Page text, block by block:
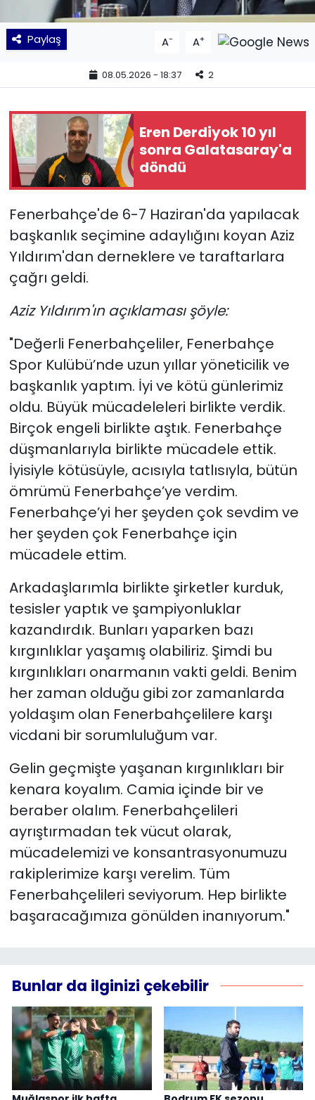
Paylaş A- A+
08.05.2026 - 18:37 2
Eren Derdiyok 10 yıl
sonra Galatasaray'a
döndü
Fenerbahçe'de 6-7 Haziran'da yapılacak
başkanlık seçimine adaylığını koyan Aziz
Yıldırım'dan derneklere ve taraftarlara
çağrı geldi.
Aziz Yıldırım'ın açıklaması şöyle:
"Değerli Fenerbahçeliler, Fenerbahçe
Spor Kulübü’nde uzun yıllar yöneticilik ve
başkanlık yaptım. İyi ve kötü günlerimiz
oldu. Büyük mücadeleleri birlikte verdik.
Birçok engeli birlikte aştık. Fenerbahçe
düşmanlarıyla birlikte mücadele ettik.
İyisiyle kötüsüyle, acısıyla tatlısıyla, bütün
ömrümü Fenerbahçe’ye verdim.
Fenerbahçe’yi her şeyden çok sevdim ve
her şeyden çok Fenerbahçe için
mücadele ettim.
Arkadaşlarımla birlikte şirketler kurduk,
tesisler yaptık ve şampiyonluklar
kazandırdık. Bunları yaparken bazı
kırgınlıklar yaşamış olabiliriz. Şimdi bu
kırgınlıkları onarmanın vakti geldi. Benim
her zaman olduğu gibi zor zamanlarda
yoldaşım olan Fenerbahçelilere karşı
vicdani bir sorumluluğum var.
Gelin geçmişte yaşanan kırgınlıkları bir
kenara koyalım. Camia içinde bir ve
beraber olalım. Fenerbahçelileri
ayrıştırmadan tek vücut olarak,
mücadelemizi ve konsantrasyonumuzu
rakiplerimize karşı verelim. Tüm
Fenerbahçelileri seviyorum. Hep birlikte
başaracağımıza gönülden inanıyorum."
Bunlar da ilginizi çekebilir
Siyaset
SPOR
TEKNOLOJİ
Yaşam
YEREL POLİTİKA
YEREL YÖNETİMLER
Yurt